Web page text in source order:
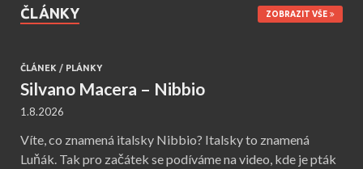
ČLÁNKY ZOBRAZIT VŠE
ČLÁNEK / PLÁNKY
Silvano Macera – Nibbio
1.8.2026
Víte, co znamená italsky Nibbio? Italsky to znamená
Luňák. Tak pro začátek se podíváme na video, kde je pták